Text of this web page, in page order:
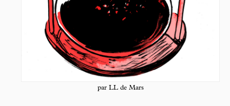
par LL de Mars